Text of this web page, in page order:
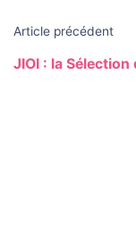
Article précédent
JIOI : la